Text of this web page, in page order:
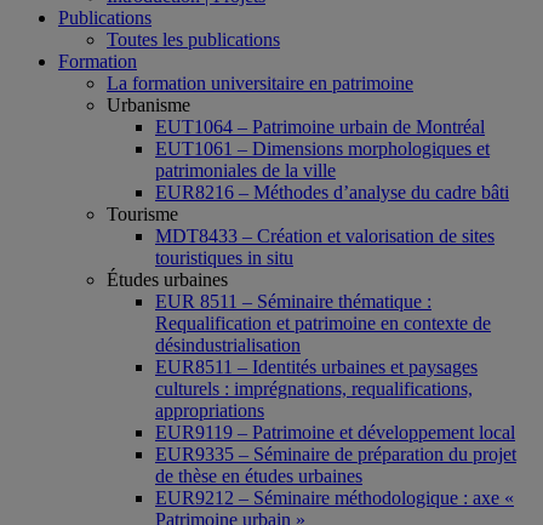
Publications
Toutes les publications
Formation
La formation universitaire en patrimoine
Urbanisme
EUT1064 – Patrimoine urbain de Montréal
EUT1061 – Dimensions morphologiques et
patrimoniales de la ville
EUR8216 – Méthodes d’analyse du cadre bâti
Tourisme
MDT8433 – Création et valorisation de sites
touristiques in situ
Études urbaines
EUR 8511 – Séminaire thématique :
Requalification et patrimoine en contexte de
désindustrialisation
EUR8511 – Identités urbaines et paysages
culturels : imprégnations, requalifications,
appropriations
EUR9119 – Patrimoine et développement local
EUR9335 – Séminaire de préparation du projet
de thèse en études urbaines
EUR9212 – Séminaire méthodologique : axe «
Patrimoine urbain »